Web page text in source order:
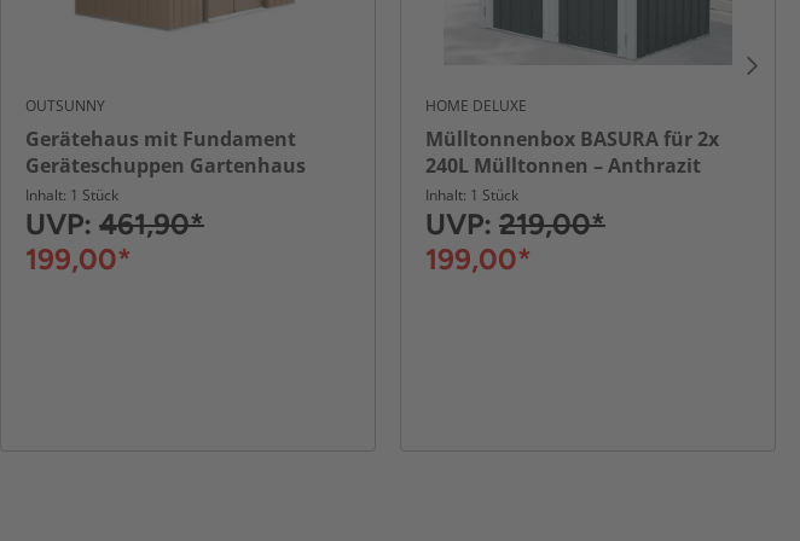
OUTSUNNY
Gerätehaus mit Fundament
Geräteschuppen Gartenhaus
Garten Schuppen Metall Braun
213 x 130 x 185 cm
Inhalt: 1 Stück
UVP: 461,90*
199,00*
HOME DELUXE
Mülltonnenbox BASURA für 2x
240L Mülltonnen – Anthrazit
Inhalt: 1 Stück
UVP: 219,00*
199,00*